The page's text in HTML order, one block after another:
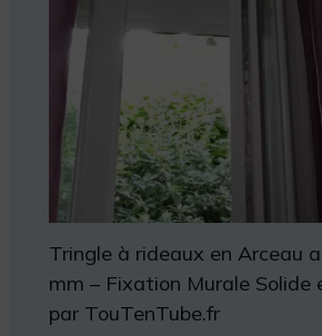
Tringle à rideaux en Arceau
mm – Fixation Murale Solide
par TouTenTube.fr